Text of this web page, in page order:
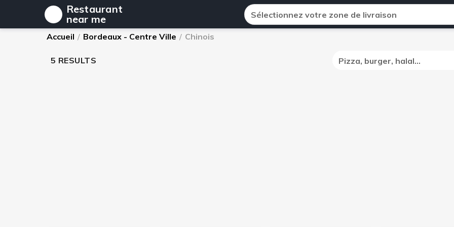
Restaurant
near me
Sélectionnez votre zone de livraison
Accueil / Bordeaux - Centre Ville / Chinois
5 RESULTS Pizza, burger, halal...